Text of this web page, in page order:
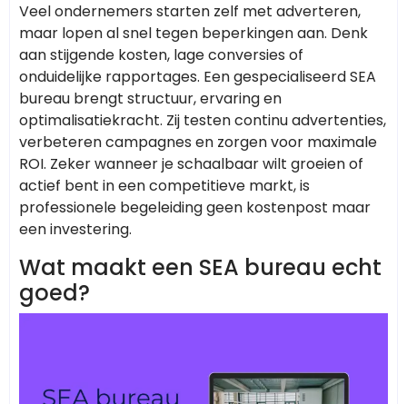
Veel ondernemers starten zelf met adverteren,
maar lopen al snel tegen beperkingen aan. Denk
aan stijgende kosten, lage conversies of
onduidelijke rapportages. Een gespecialiseerd SEA
bureau brengt structuur, ervaring en
optimalisatiekracht. Zij testen continu advertenties,
verbeteren campagnes en zorgen voor maximale
ROI. Zeker wanneer je schaalbaar wilt groeien of
actief bent in een competitieve markt, is
professionele begeleiding geen kostenpost maar
een investering.
Wat maakt een SEA bureau echt
goed?